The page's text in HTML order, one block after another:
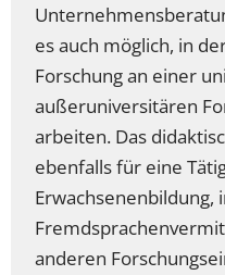
es auch möglich, in
Forschung an einer
außeruniversitären
arbeiten. Das
ebenfalls für eine
Erwachsenenbildung,
anderen